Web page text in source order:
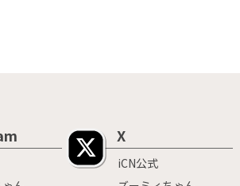
X
iCN公式